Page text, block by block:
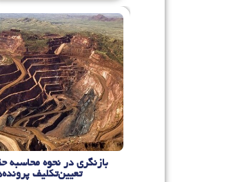
بازنگری در نحوه محاسبه
تعیین‌تکلیف